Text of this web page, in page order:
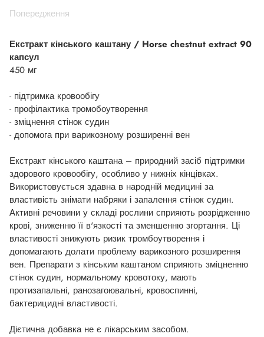
Попередження
Екстракт кінського каштану / Horse chestnut extract 90
капсул
450 мг
- підтримка кровообігу
- профілактика тромобоутворення
- зміцнення стінок судин
- допомога при варикозному розширенні вен
Екстракт кінського каштана – природний засіб підтримки
здорового кровообігу, особливо у нижніх кінцівках.
Використовується здавна в народній медицині за
властивість знімати набряки і запалення стінок судин.
Активні речовини у складі рослини сприяють розрідженню
крові, зниженню її в'язкості та зменшенню згортання. Ці
властивості знижують ризик тромбоутворення і
допомагають долати проблему варикозного розширення
вен. Препарати з кінським каштаном сприяють зміцненню
стінок судин, нормальному кровотоку, мають
протизапальні, ранозагоювальні, кровоспинні,
бактерицидні властивості.
Дієтична добавка не є лікарським засобом.